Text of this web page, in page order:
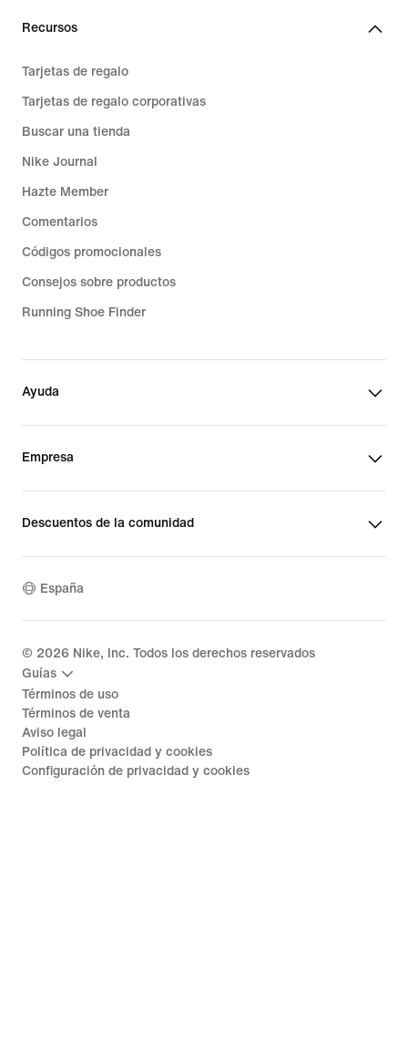
Recursos
Tarjetas de regalo
Tarjetas de regalo corporativas
Buscar una tienda
Nike Journal
Hazte Member
Comentarios
Códigos promocionales
Consejos sobre productos
Running Shoe Finder
Ayuda
Empresa
Descuentos de la comunidad
España
© 2026 Nike, Inc. Todos los derechos reservados
Guías
Términos de uso
Términos de venta
Aviso legal
Política de privacidad y cookies
Configuración de privacidad y cookies